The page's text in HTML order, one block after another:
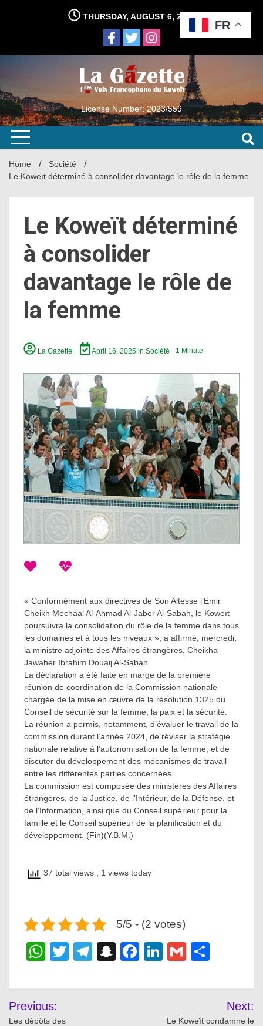
THURSDAY, AUGUST 6, 2026
License Number: 2023/559
Home
Société
Le Koweït déterminé à consolider davantage le rôle de la femme
Le Koweït déterminé
à consolider
davantage le rôle de
la femme
La Gazette April 16, 2025inSociété - 1 Minute
« Conformément aux directives de Son Altesse l’Emir
Cheikh Mechaal Al-Ahmad Al-Jaber Al-Sabah, le Koweït
poursuivra la consolidation du rôle de la femme dans tous
les domaines et à tous les niveaux », a affirmé, mercredi,
la ministre adjointe des Affaires étrangères, Cheikha
Jawaher Ibrahim Douaij Al-Sabah.
La déclaration a été faite en marge de la première
réunion de coordination de la Commission nationale
chargée de la mise en œuvre de la résolution 1325 du
Conseil de sécurité sur la femme, la paix et la sécurité.
La réunion a permis, notamment, d’évaluer le travail de la
commission durant l’année 2024, de réviser la stratégie
nationale relative à l’autonomisation de la femme, et de
discuter du développement des mécanismes de travail
entre les différentes parties concernées.
La commission est composée des ministères des Affaires
étrangères, de la Justice, de l’Intérieur, de la Défense, et
de l’Information, ainsi que du Conseil supérieur pour la
famille et le Conseil supérieur de la planification et du
développement. (Fin)(Y.B.M.)
37 total views , 1 views today
5/5 - (2 votes)
WhatsApp
TwitterTelegram
Snapchat
Facebook
LinkedIn
Gmail
Post
Previous:
Les dépôts des
Next:
Le Koweït condamne le
FR